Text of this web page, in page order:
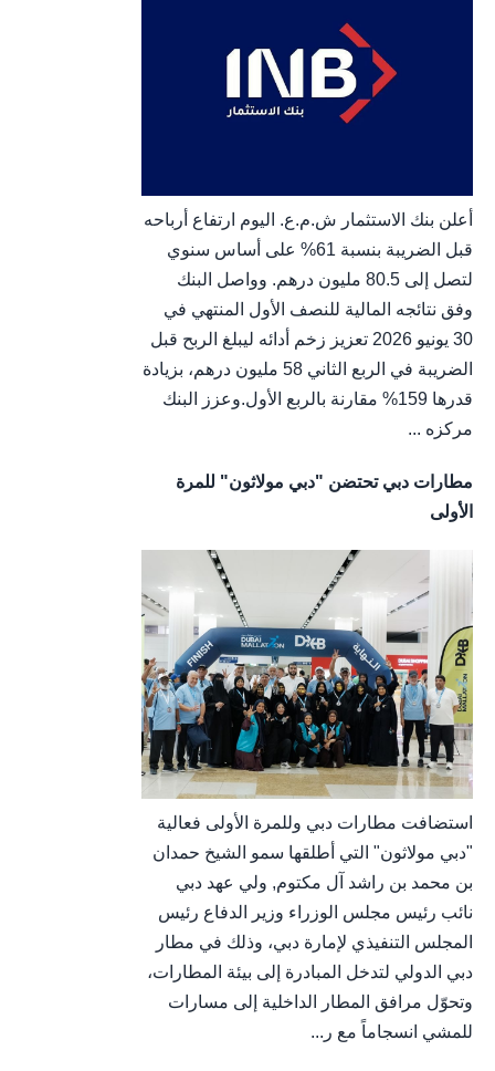
أعلن بنك الاستثمار ش.م.ع. اليوم ارتفاع أرباحه
قبل الضريبة بنسبة 61% على أساس سنوي
لتصل إلى 80.5 مليون درهم. وواصل البنك
وفق نتائجه المالية للنصف الأول المنتهي في
30 يونيو 2026 تعزيز زخم أدائه ليبلغ الربح قبل
الضريبة في الربع الثاني 58 مليون درهم، بزيادة
قدرها 159% مقارنة بالربع الأول.وعزز البنك
مركزه ...
مطارات دبي تحتضن "دبي مولاثون" للمرة
الأولى
استضافت مطارات دبي وللمرة الأولى فعالية
"دبي مولاثون" التي أطلقها سمو الشيخ حمدان
بن محمد بن راشد آل مكتوم, ولي عهد دبي
نائب رئيس مجلس الوزراء وزير الدفاع رئيس
المجلس التنفيذي لإمارة دبي، وذلك في مطار
دبي الدولي لتدخل المبادرة إلى بيئة المطارات،
وتحوّل مرافق المطار الداخلية إلى مسارات
للمشي انسجاماً مع ر...